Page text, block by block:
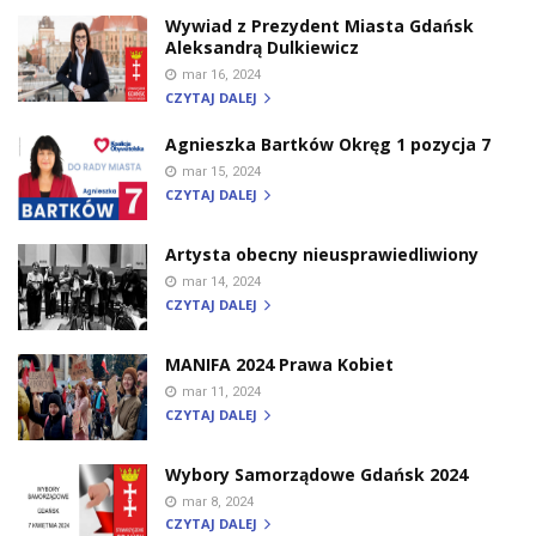
Wywiad z Prezydent Miasta Gdańsk
Aleksandrą Dulkiewicz
mar 16, 2024
CZYTAJ DALEJ
Agnieszka Bartków Okręg 1 pozycja 7
mar 15, 2024
CZYTAJ DALEJ
Artysta obecny nieusprawiedliwiony
mar 14, 2024
CZYTAJ DALEJ
MANIFA 2024 Prawa Kobiet
mar 11, 2024
CZYTAJ DALEJ
Wybory Samorządowe Gdańsk 2024
mar 8, 2024
CZYTAJ DALEJ